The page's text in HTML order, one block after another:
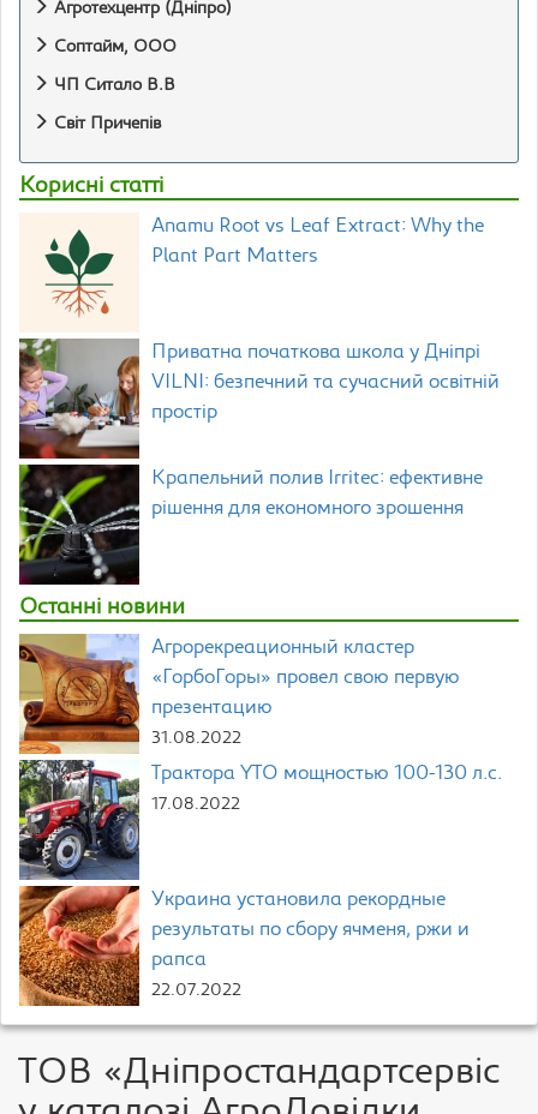
Агротехцентр (Дніпро)
Соптайм, ООО
ЧП Ситало В.В
Свiт Причепiв
Корисні статті
Anamu Root vs Leaf Extract: Why the
Plant Part Matters
Приватна початкова школа у Дніпрі
VILNI: безпечний та сучасний освітній
простір
Крапельний полив Irritec: ефективне
рішення для економного зрошення
Останні новини
Агрорекреационный кластер
«ГорбоГоры» провел свою первую
презентацию
31.08.2022
Трактора YTO мощностью 100-130 л.с.
17.08.2022
Украина установила рекордные
результаты по сбору ячменя, ржи и
рапса
22.07.2022
ТОВ «Дніпростандартсервіс